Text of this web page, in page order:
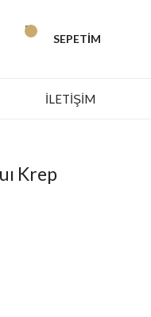
SEPETİM
İLETİŞİM
Krep